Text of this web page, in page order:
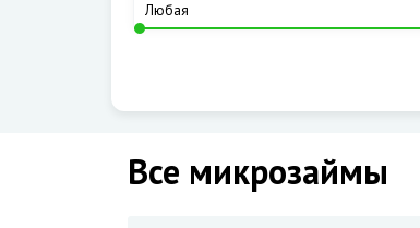
Все микрозаймы